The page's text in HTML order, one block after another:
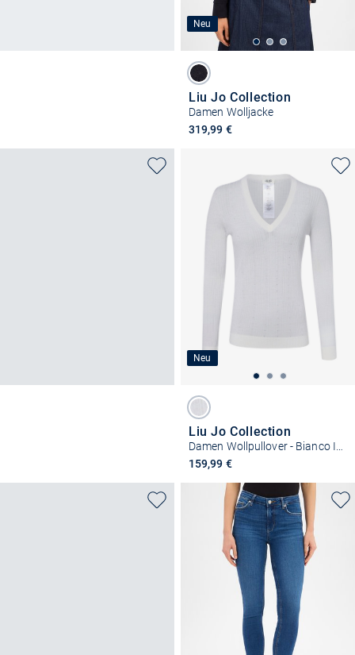
Neu
Liu Jo Collection
Damen Wolljacke
319,99 €
Neu
Liu Jo Collection
Damen Wollpullover - Bianco Iana
159,99 €